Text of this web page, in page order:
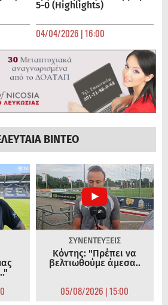
5-0 (Highlights)
04/04/2026 | 16:00
ΒΙΝΤΕΟ
ΣΥΝΕΝΤΕΥΞΕΙΣ
Κόντης: "Πρέπει να
βελτιωθούμε άμεσα..
05/08/2026 | 15:00